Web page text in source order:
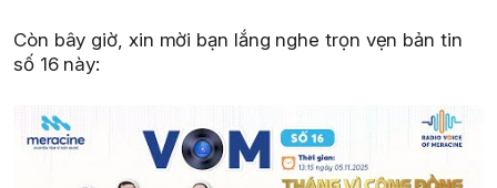
Còn bây giờ, xin mời bạn lắng nghe trọn vẹn bản tin
số 16 này: